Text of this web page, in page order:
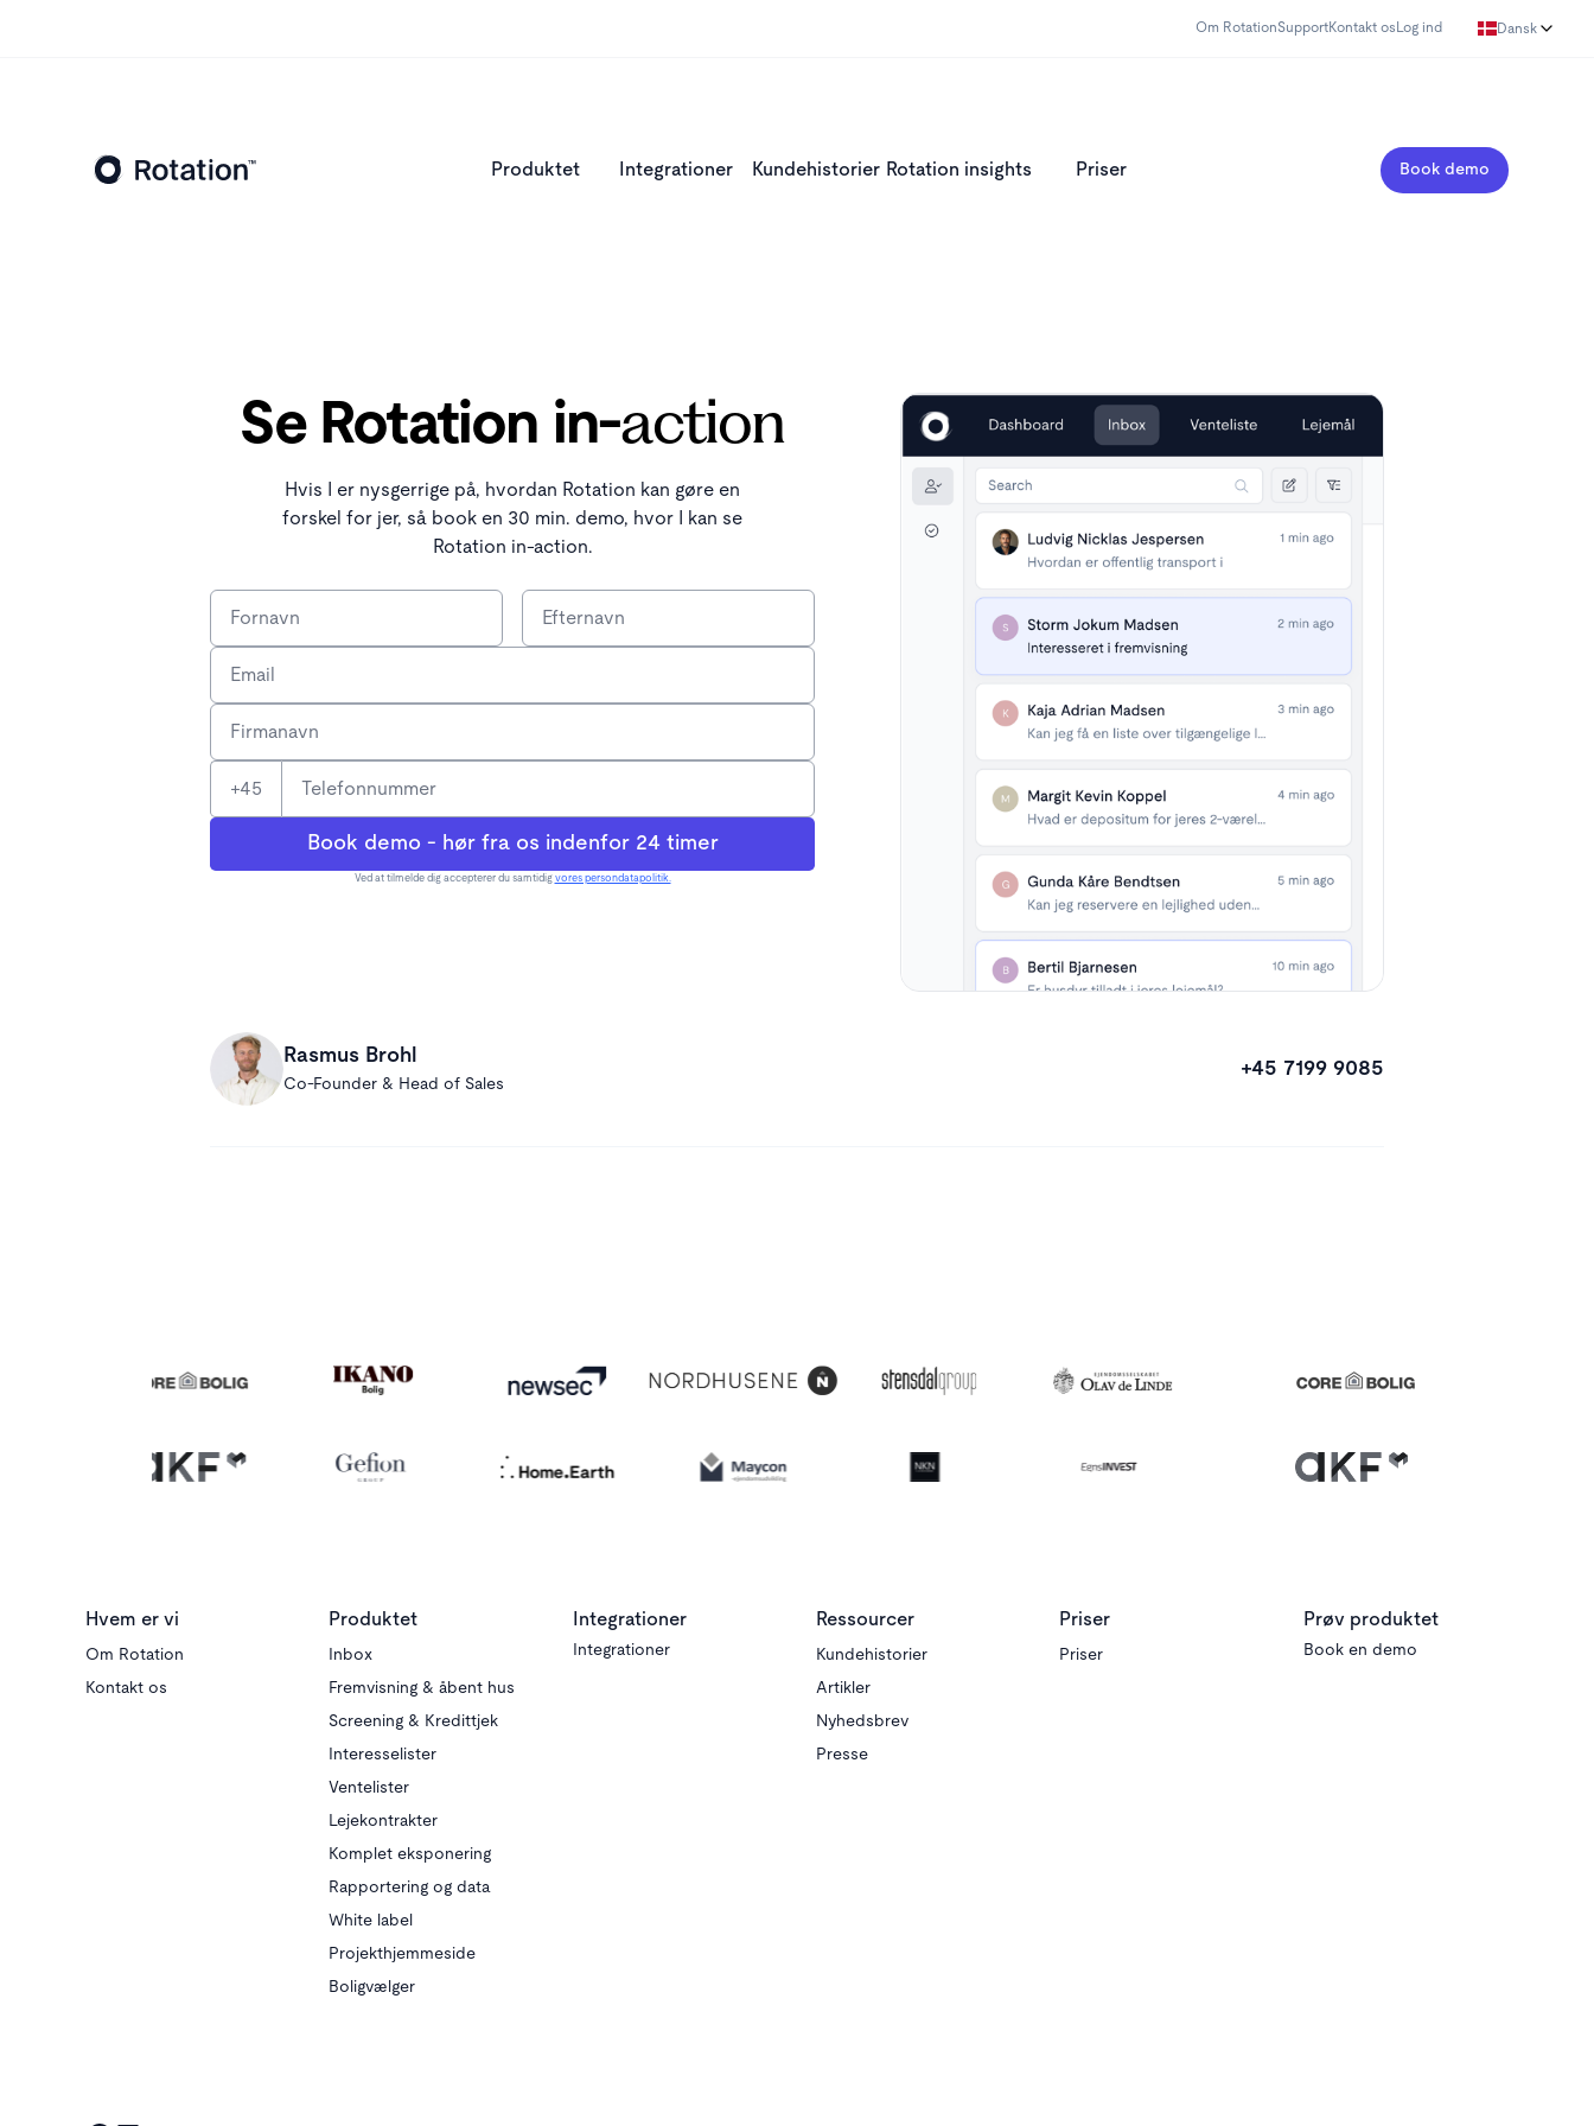
Om RotationSupportKontakt os Log ind Dansk
Produktet Integrationer Kundehistorier Rotation insights Priser Book demo
Se Rotation in-action
Hvis I er nysgerrige på, hvordan Rotation kan gøre en
forskel for jer, så book en 30 min. demo, hvor I kan se
Rotation in-action.
+45
Ved at tilmelde dig accepterer du samtidig vores persondatapolitik.
Rasmus Brohl
Co-Founder & Head of Sales
+45 7199 9085
Hvem er vi
Om Rotation
Kontakt os
Produktet
Inbox
Fremvisning & åbent hus
Screening & Kredittjek
Interesselister
Ventelister
Lejekontrakter
Komplet eksponering
Rapportering og data
White label
Projekthjemmeside
Boligvælger
Integrationer
Integrationer
Ressourcer
Kundehistorier
Artikler
Nyhedsbrev
Presse
Priser
Priser
Prøv produktet
Book en demo